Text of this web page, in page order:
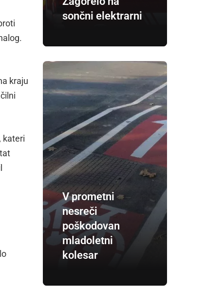
kraju
kateri
sončni elektrarni
V prometni
nesreči
poškodovan
mladoletni
kolesar